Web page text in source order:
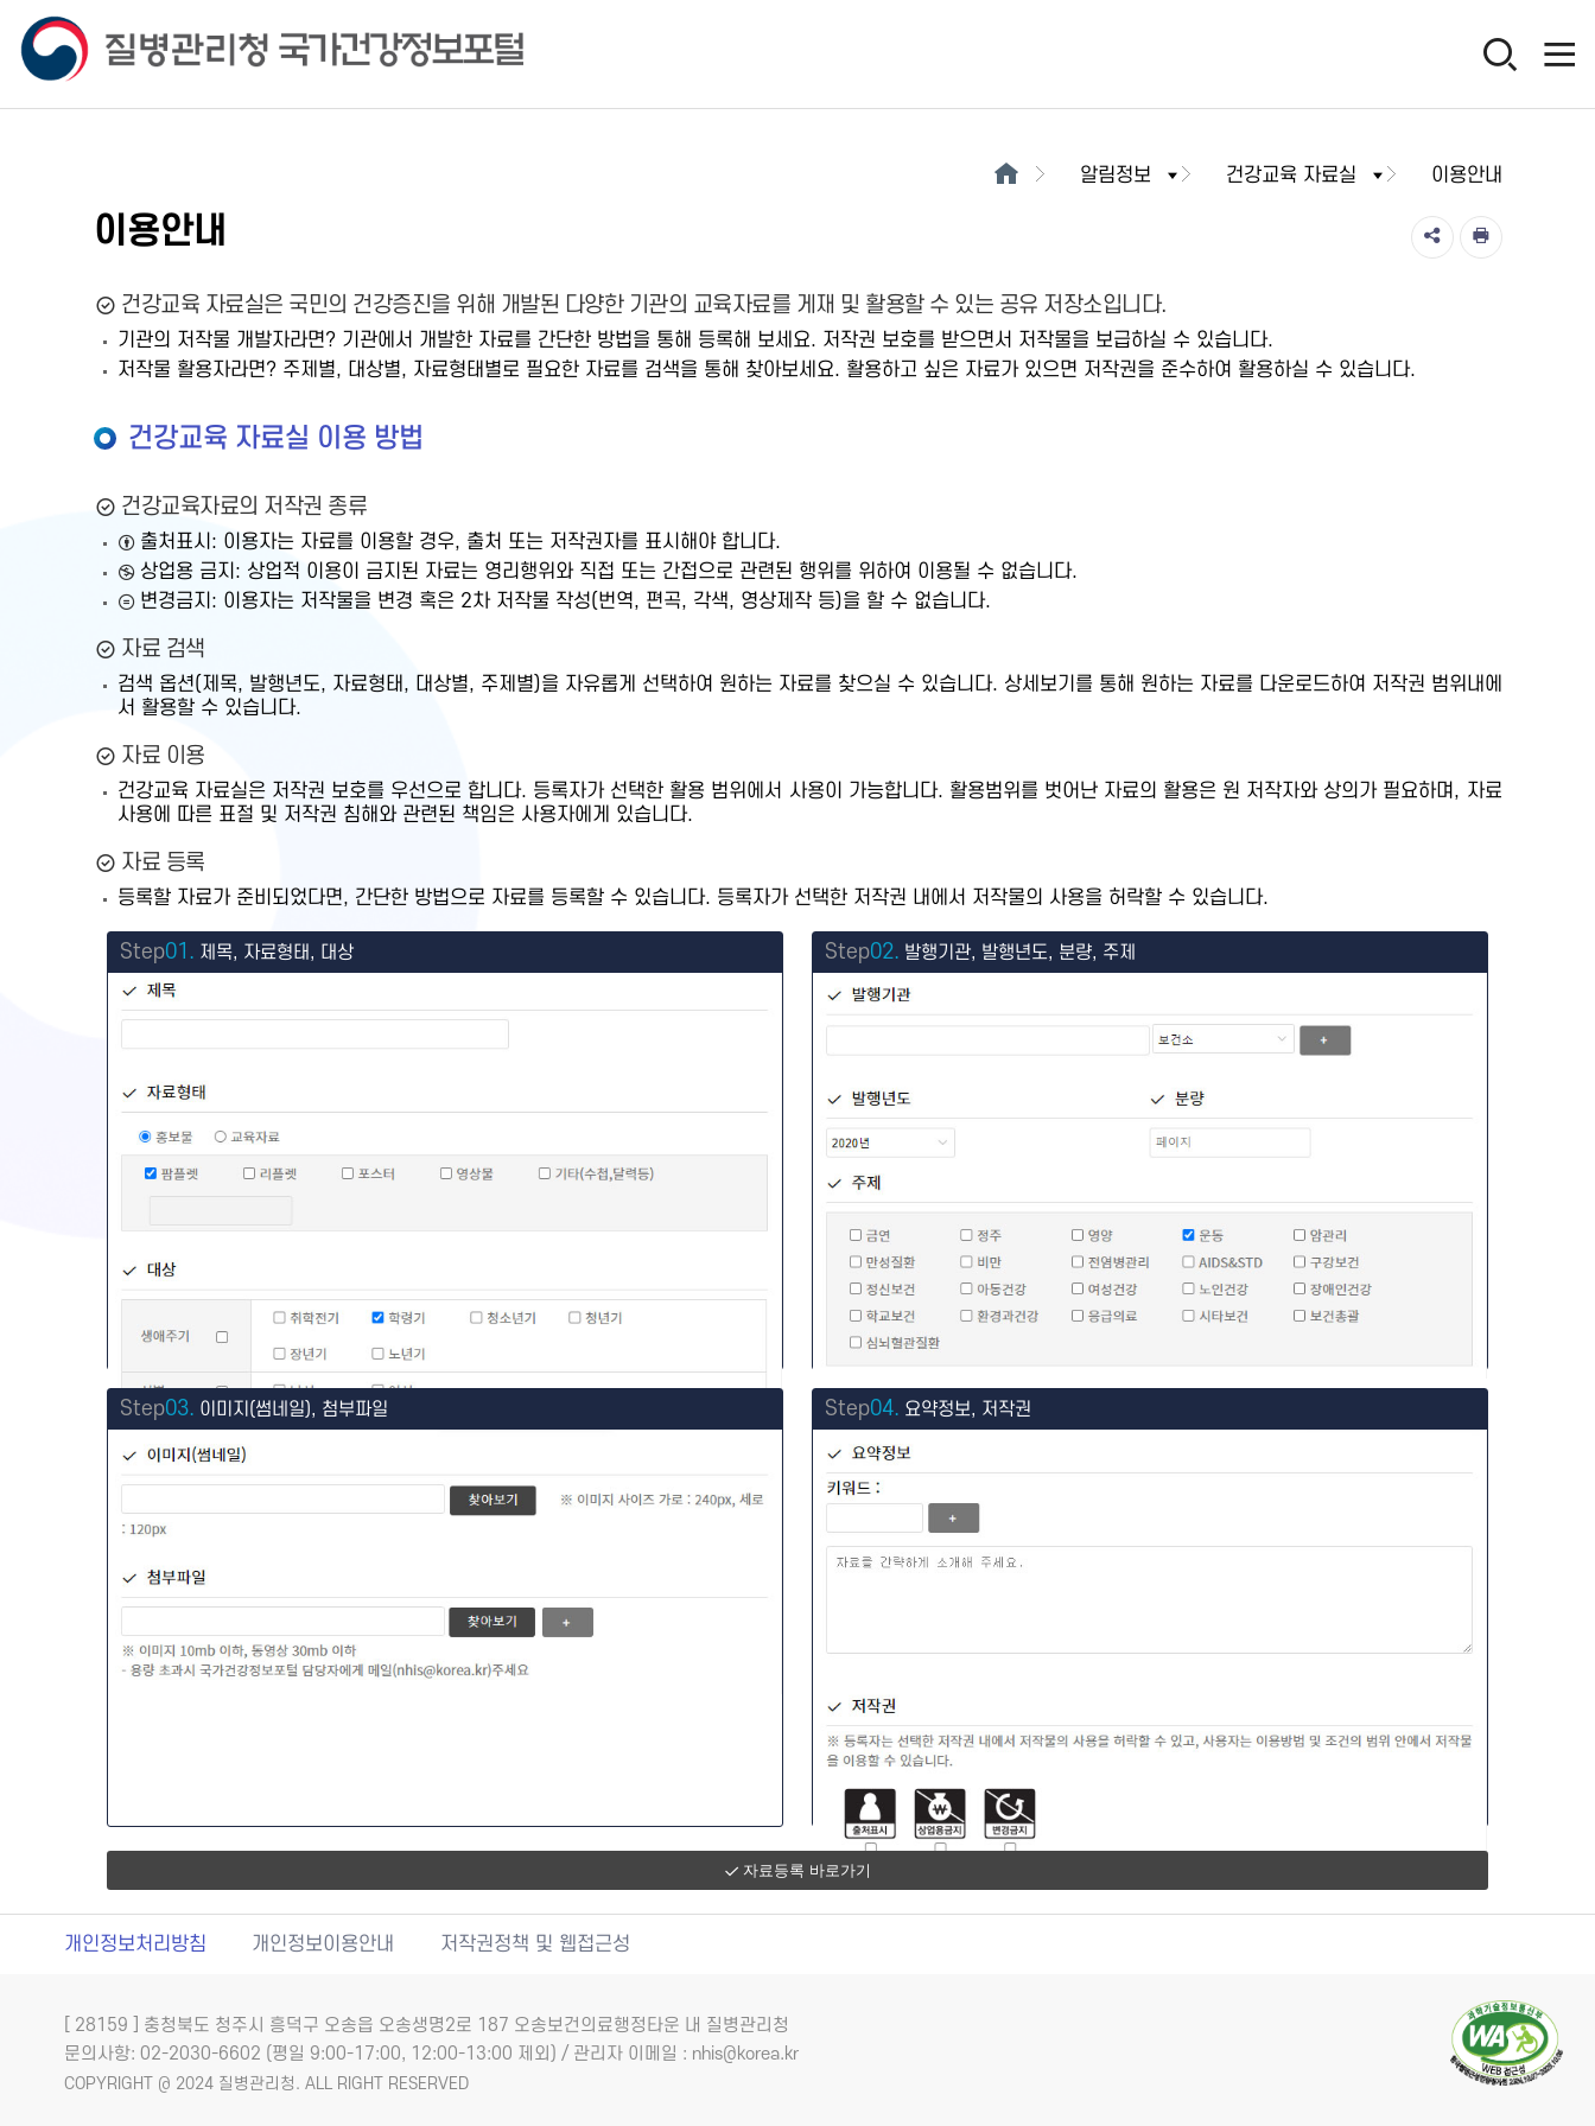
알림정보 건강교육 자료실 이용안내
이용안내
건강교육 자료실은 국민의 건강증진을 위해 개발된 다양한 기관의 교육자료를 게재 및 활용할 수 있는 공유 저장소입니다.
기관의 저작물 개발자라면? 기관에서 개발한 자료를 간단한 방법을 통해 등록해 보세요. 저작권 보호를 받으면서 저작물을 보급하실 수 있습니다.
저작물 활용자라면? 주제별, 대상별, 자료형태별로 필요한 자료를 검색을 통해 찾아보세요. 활용하고 싶은 자료가 있으면 저작권을 준수하여 활용하실 수 있습니다.
건강교육 자료실 이용 방법
건강교육자료의 저작권 종류
출처표시: 이용자는 자료를 이용할 경우, 출처 또는 저작권자를 표시해야 합니다.
상업용 금지: 상업적 이용이 금지된 자료는 영리행위와 직접 또는 간접으로 관련된 행위를 위하여 이용될 수 없습니다.
변경금지: 이용자는 저작물을 변경 혹은 2차 저작물 작성(번역, 편곡, 각색, 영상제작 등)을 할 수 없습니다.
자료 검색
검색 옵션(제목, 발행년도, 자료형태, 대상별, 주제별)을 자유롭게 선택하여 원하는 자료를 찾으실 수 있습니다. 상세보기를 통해 원하는 자료를 다운로드하여 저작권 범위내에
서 활용할 수 있습니다.
자료 이용
건강교육 자료실은 저작권 보호를 우선으로 합니다. 등록자가 선택한 활용 범위에서 사용이 가능합니다. 활용범위를 벗어난 자료의 활용은 원 저작자와 상의가 필요하며, 자료
사용에 따른 표절 및 저작권 침해와 관련된 책임은 사용자에게 있습니다.
자료 등록
등록할 자료가 준비되었다면, 간단한 방법으로 자료를 등록할 수 있습니다. 등록자가 선택한 저작권 내에서 저작물의 사용을 허락할 수 있습니다.
Step01. 제목, 자료형태, 대상 Step02. 발행기관, 발행년도, 분량, 주제
Step03. 이미지(썸네일), 첨부파일 Step04. 요약정보, 저작권
자료등록 바로가기
개인정보처리방침 개인정보이용안내 저작권정책 및 웹접근성
[ 28159 ] 충청북도 청주시 흥덕구 오송읍 오송생명2로 187 오송보건의료행정타운 내 질병관리청
문의사항: 02-2030-6602 (평일 9:00-17:00, 12:00-13:00 제외) / 관리자 이메일 : nhis@korea.kr
COPYRIGHT @ 2024 질병관리청. ALL RIGHT RESERVED